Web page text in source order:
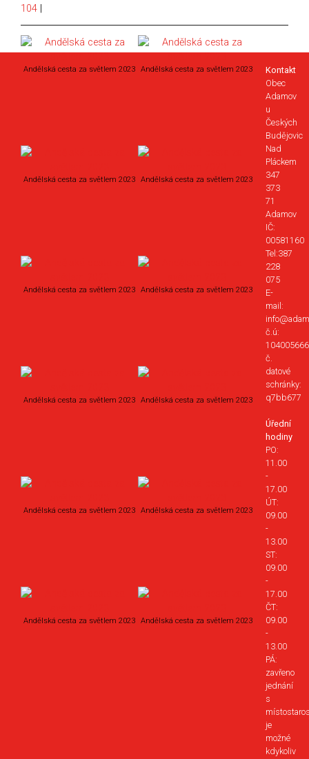
104
Andělská cesta za světlem 2023 Andělská cesta za světlem 2023
Andělská cesta za světlem 2023 Andělská cesta za světlem 2023
Andělská cesta za světlem 2023 Andělská cesta za světlem 2023
Andělská cesta za světlem 2023 Andělská cesta za světlem 2023
Andělská cesta za světlem 2023 Andělská cesta za světlem 2023
Andělská cesta za světlem 2023 Andělská cesta za světlem 2023
Kontakt
Obec
Adamov
u
Českých
Budějovic
Nad
Pláckem
347
373
71
Adamov
IČ:
00581160
Tel:387
228
075
E-
mail:
č.ú:
č.
datové
schránky:
q7bb677
Úřední
hodiny
PO:
11.00
-
17.00
ÚT:
09.00
-
13.00
ST:
09.00
-
17.00
ČT:
09.00
-
13.00
PÁ:
zavřeno
jednání
s
je
možné
kdykoliv